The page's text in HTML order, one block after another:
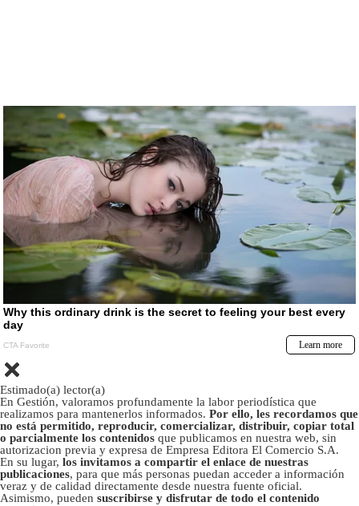
Estimado(a) lector(a)
En Gestión, valoramos profundamente la labor periodística que
realizamos para mantenerlos informados. Por ello, les recordamos que
no está permitido, reproducir, comercializar, distribuir, copiar total
o parcialmente los contenidos que publicamos en nuestra web, sin
autorizacion previa y expresa de Empresa Editora El Comercio S.A.
En su lugar, los invitamos a compartir el enlace de nuestras
publicaciones, para que más personas puedan acceder a información
veraz y de calidad directamente desde nuestra fuente oficial.
Asimismo, pueden suscribirse y disfrutar de todo el contenido